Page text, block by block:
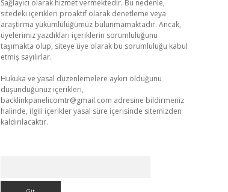
Sağlayıcı olarak hizmet vermektedir. Bu nedenle,
sitedeki içerikleri proaktif olarak denetleme veya
araştırma yükümlülüğümüz bulunmamaktadır. Ancak,
üyelerimiz yazdıkları içeriklerin sorumluluğunu
taşımakta olup, siteye üye olarak bu sorumluluğu kabul
etmiş sayılırlar.
Hukuka ve yasal düzenlemelere aykırı olduğunu
düşündüğünüz içerikleri,
backlinkpanelicomtr@gmail.com adresine bildirmeniz
halinde, ilgili içerikler yasal süre içerisinde sitemizden
kaldırılacaktır.